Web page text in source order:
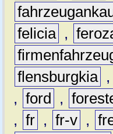
felicia ,
flensburgkia ,
, ford ,
, fr , fr-v ,